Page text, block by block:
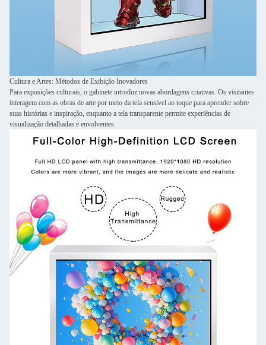
Cultura e Artes: Métodos de Exibição Inovadores
Para exposições culturais, o gabinete introduz novas abordagens criativas. Os visitantes
interagem com as obras de arte por meio da tela sensível ao toque para aprender sobre
suas histórias e inspiração, enquanto a tela transparente permite experiências de
visualização detalhadas e envolventes.